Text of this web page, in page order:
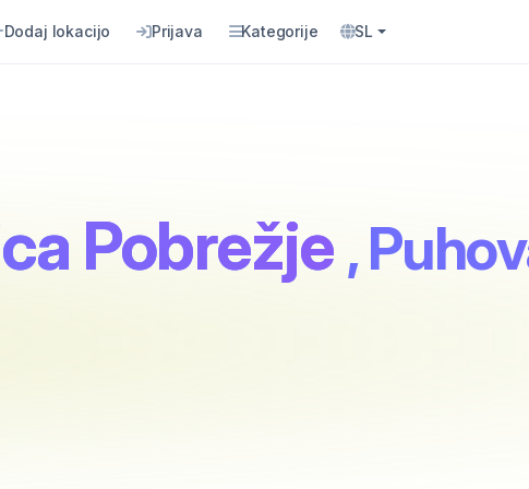
Dodaj lokacijo Prijava Kategorije SL
Pobrežje ,